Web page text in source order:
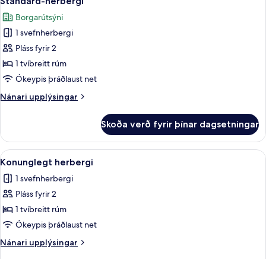
allar
myndir
fyrir
Standard-
herbergi
Borgarútsýni
1 svefnherbergi
Pláss fyrir 2
1 tvíbreitt rúm
Ókeypis þráðlaust net
Nánari upplýsingar
Nánari
herbergi
Skoða verð fyrir þínar dagsetningar
Skoða
allar
myndir
fyrir
Konunglegt
herbergi
1 svefnherbergi, rúmföt af bestu
3
Konunglegt herbergi
1 svefnherbergi
Pláss fyrir 2
1 tvíbreitt rúm
Ókeypis þráðlaust net
Nánari upplýsingar
Nánari